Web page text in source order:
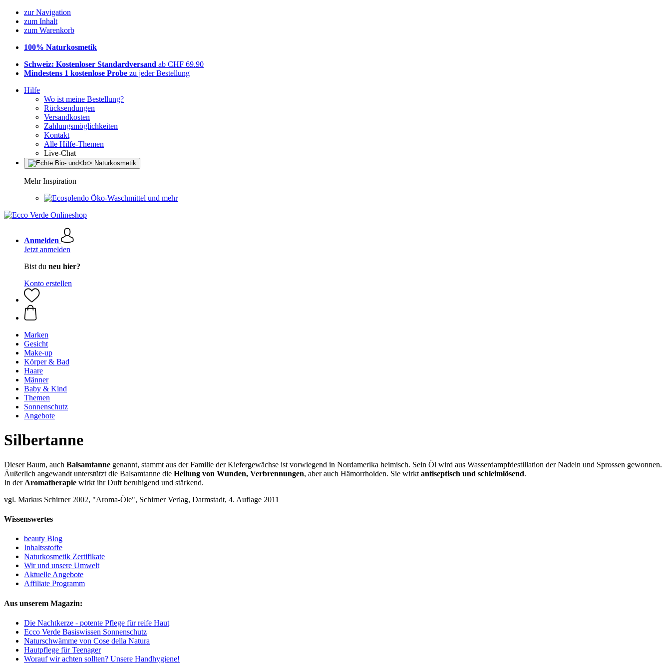
zur Navigation
zum Inhalt
zum Warenkorb
100% Naturkosmetik
Schweiz: Kostenloser Standardversand ab CHF 69.90
Mindestens 1 kostenlose Probe zu jeder Bestellung
Hilfe
Wo ist meine Bestellung?
Rücksendungen
Versandkosten
Zahlungsmöglichkeiten
Kontakt
Alle Hilfe-Themen
Live-Chat
Mehr Inspiration
Öko-Waschmittel und mehr
Anmelden
Jetzt anmelden
Bist du neu hier?
Konto erstellen
Marken
Gesicht
Make-up
Körper & Bad
Haare
Männer
Baby & Kind
Themen
Sonnenschutz
Angebote
Silbertanne
Dieser Baum, auch Balsamtanne genannt, stammt aus der Familie der Kiefergewächse ist vorwiegend in Nordamerika heimisch. Sein Öl wird aus Wasserdampfdestillation der Nadeln und Sprossen gewonnen.
Äußerlich angewandt unterstützt die Balsamtanne die Heilung von Wunden, Verbrennungen, aber auch Hämorrhoiden. Sie wirkt antiseptisch und schleimlösend.
In der Aromatherapie wirkt ihr Duft beruhigend und stärkend.
vgl. Markus Schirner 2002, "Aroma-Öle", Schirner Verlag, Darmstadt, 4. Auflage 2011
Wissenswertes
beauty Blog
Inhaltsstoffe
Naturkosmetik Zertifikate
Wir und unsere Umwelt
Aktuelle Angebote
Affiliate Programm
Aus unserem Magazin:
Die Nachtkerze - potente Pflege für reife Haut
Ecco Verde Basiswissen Sonnenschutz
Naturschwämme von Cose della Natura
Hautpflege für Teenager
Worauf wir achten sollten? Unsere Handhygiene!